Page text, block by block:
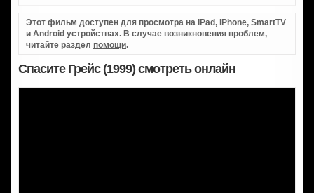
Этот фильм доступен для просмотра на iPad, iPhone, SmartTV
и Android устройствах. В случае возникновения проблем,
читайте раздел помощи.
Спасите Грейс (1999) смотреть онлайн